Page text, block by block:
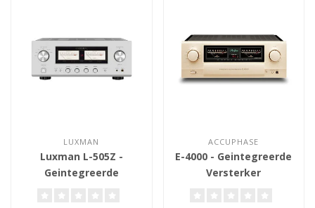
LUXMAN
Luxman L-505Z -
Geintegreerde
ACCUPHASE
E-4000 - Geintegreerde
Versterker